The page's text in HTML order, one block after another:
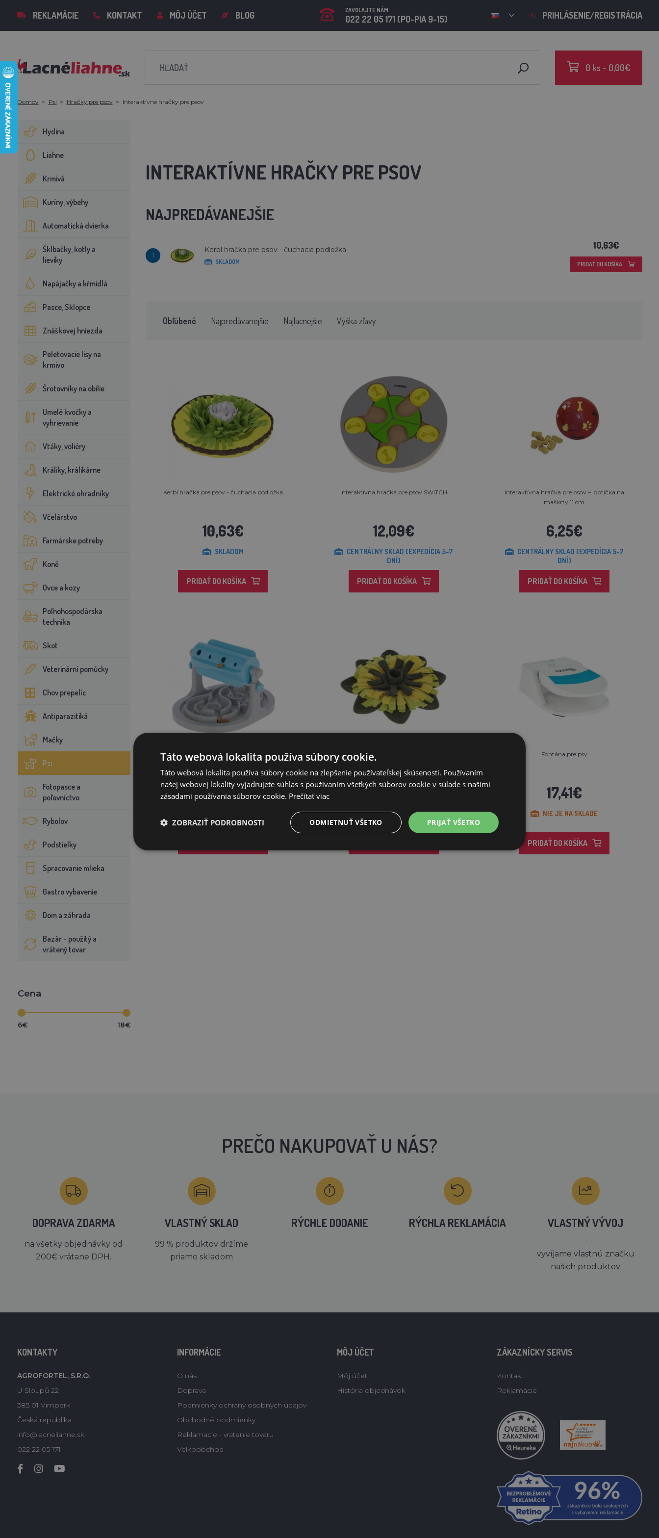
REKLAMÁCIE KONTAKT MÔJ ÚČET BLOG ZAVOLAJTE NÁM
022 22 05 171 (PO-PIA 9-15) PRIHLÁSENIE/REGISTRÁCIA
0 ks - 0,00€
Domov Psi Hračky pre psov Interaktívne hračky pre psov
Hydina
Liahne
Krmivá
Kuríny, výbehy
Automatická dvierka
Šklbačky, kotly a
lieviky
Napájačky a kŕmidlá
Pasce, Sklopce
Znáškovej hniezda
Peletovacie lisy na
krmivo
Šrotovníky na obilie
Umelé kvočky a
vyhrievanie
Vtáky, voliéry
Králiky, králikárne
Elektrické ohradníky
Včelárstvo
Farmárske potreby
Koně
Ovce a kozy
Poľnohospodárska
technika
Skot
Veterinární pomůcky
Chov prepelíc
Antiparazitiká
Mačky
Psi
Fotopasce a
poľovníctvo
Rybolov
Podstielky
Spracovanie mlieka
Gastro vybavenie
Dom a záhrada
Bazár - použitý a
vrátený tovar
Cena
6€ 18€
INTERAKTÍVNE HRAČKY PRE PSOV
NAJPREDÁVANEJŠIE
1
Kerbl hračka pre psov - čuchacia podložka
SKLADOM
10,63€
PRIDAŤ DO KOŠÍKA
Obľúbené Najpredávanejšie Najlacnejšie Výška zľavy
Kerbl hračka pre psov - čuchacia podložka
10,63€
SKLADOM
PRIDAŤ DO KOŠÍKA
Interaktívna hračka pre psov SWITCH
12,09€
CENTRÁLNY SKLAD (EXPEDÍCIA 5-7
DNÍ)
PRIDAŤ DO KOŠÍKA
Interaktívna hračka pre psov – loptička na
maškrty 11 cm
6,25€
CENTRÁLNY SKLAD (EXPEDÍCIA 5-7
DNÍ)
PRIDAŤ DO KOŠÍKA
Interaktívna hračka pre psov – valec na
16,61€
DNÍ)
Kerbl hračka pre psov - čuchací koberček
Od 9,97€
CENTRÁLNY SKLAD (EXPEDÍCIA 5-7
DNÍ)
Fontána pre psy
17,41€
NIE JE NA SKLADE
PRIDAŤ DO KOŠÍKA
PREČO NAKUPOVAŤ U NÁS?
DOPRAVA ZDARMA
na všetky objednávky od
200€ vrátane DPH.
VLASTNÝ SKLAD
99 % produktov držíme
priamo skladom
RÝCHLE DODANIE RÝCHLA REKLAMÁCIA VLASTNÝ VÝVOJ
´
vyvíjame vlastnú značku
našich produktov
KONTAKTY
AGROFORTEL, S.R.O.
U Sloupů 22
385 01 Vimperk
Česká republika
info@lacneliahne.sk
022 22 05 171
INFORMÁCIE
O nás
Doprava
Podmienky ochrany osobných údajov
Obchodné podmienky
Reklamacie - vratenie tovaru
Velkoobchod
MÔJ ÚČET
Môj účet
História objednávok
ZÁKAZNÍCKY SERVIS
Kontakt
Reklamácie
Táto webová lokalita používa súbory cookie.
Táto webová lokalita používa súbory cookie na zlepšenie používateľskej skúsenosti. Používaním
našej webovej lokality vyjadrujete súhlas s používaním všetkých súborov cookie v súlade s našimi
zásadami používania súborov cookie. Prečítať viac
PRIJAŤ VŠETKO
ODMIETNUŤ VŠETKO
ZOBRAZIŤ PODROBNOSTI